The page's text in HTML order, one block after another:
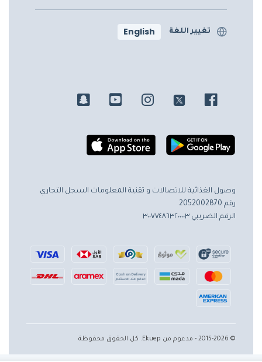
تغيير اللغة English
وصول الغذائية للاتصالات و تقنية المعلومات السجل التجاري
رقم 2052002870
الرقم الضريبي ٣٠٠٧٧٤٨٦٣٢٠٠٠٠٣
© 2015-2026 - مدعوم من Ekuep. كل الحقوق محفوظة